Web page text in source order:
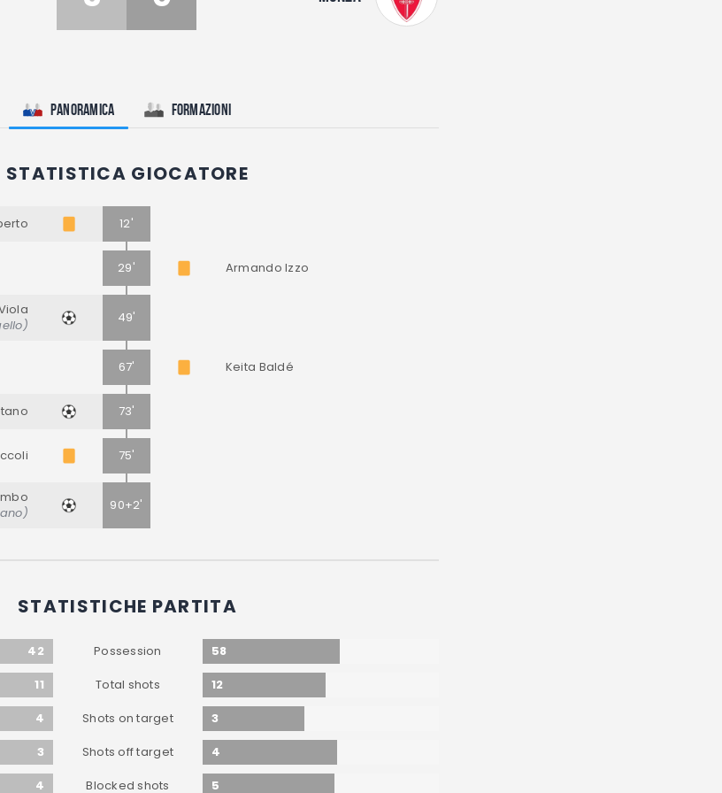
Panoramica Formazioni
STATISTICA GIOCATORE
12'
29' Armando Izzo
49'
67' Keita Baldé
73'
75'
90+2'
STATISTICHE PARTITA
42 Possession
58
11
Total shots
12
4
Shots on target
3
3
Shots off target
4
4
Blocked shots
5